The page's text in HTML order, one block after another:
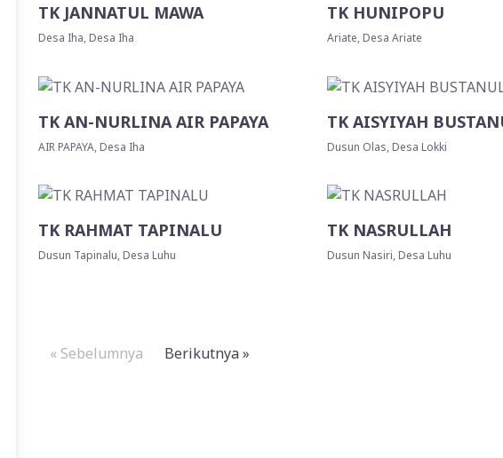
TK JANNATUL MAWA
Desa Iha, Desa Iha
TK HUNIPOPU
Ariate, Desa Ariate
TK AN-NURLINA AIR PAPAYA
AIR PAPAYA, Desa Iha
TK AISYIYAH
Dusun Olas, Desa Lokki
TK RAHMAT TAPINALU
Dusun Tapinalu, Desa Luhu
TK NASRULLAH
Dusun Nasiri, Desa Luhu
« Sebelumnya Berikutnya »